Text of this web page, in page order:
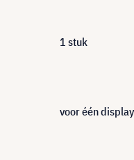
1 stuk
voor één